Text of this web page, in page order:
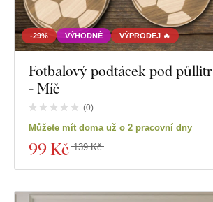
-29% VÝHODNĚ VÝPRODEJ 🔥
Fotbalový podtácek pod půllitr
- Míč
(0)
Můžete mít doma už o 2 pracovní dny
99 Kč 139 Kč